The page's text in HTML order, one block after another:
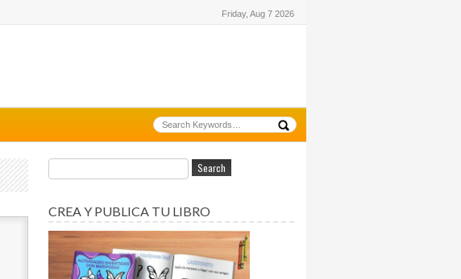
Friday, Aug 7 2026
CREA Y PUBLICA TU LIBRO